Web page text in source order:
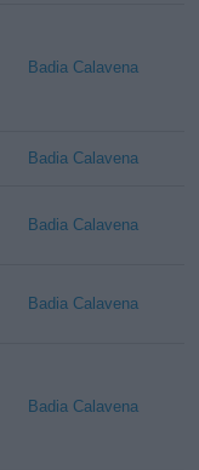
Badia Calavena
Badia Calavena
Badia Calavena
Badia Calavena
Badia Calavena